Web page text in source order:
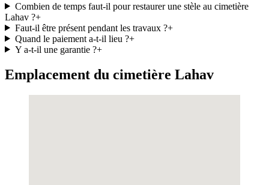
Combien de temps faut-il pour restaurer une stèle au cimetière
Lahav ?+
Faut-il être présent pendant les travaux ?+
Quand le paiement a-t-il lieu ?+
Y a-t-il une garantie ?+
Emplacement du cimetière Lahav